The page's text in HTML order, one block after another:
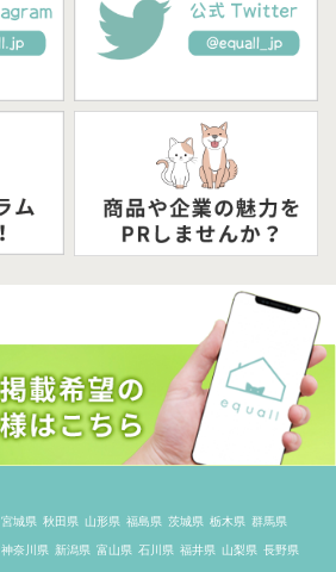
宮城県 秋田県 山形県 福島県 茨城県 栃木県 群馬県
神奈川県 新潟県 富山県 石川県 福井県 山梨県 長野県